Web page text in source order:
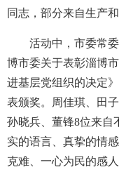
同志，部分来自生产
活动中，市委常委
博市委关于表彰淄博
进基层党组织的决定
表颁奖。周佳琪、田
孙晓兵、董锋8位来自
实的语言、真挚的情
克难、一心为民的感